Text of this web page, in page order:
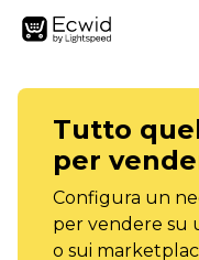
Tutto
per
Configura un
per vendere su
o sui